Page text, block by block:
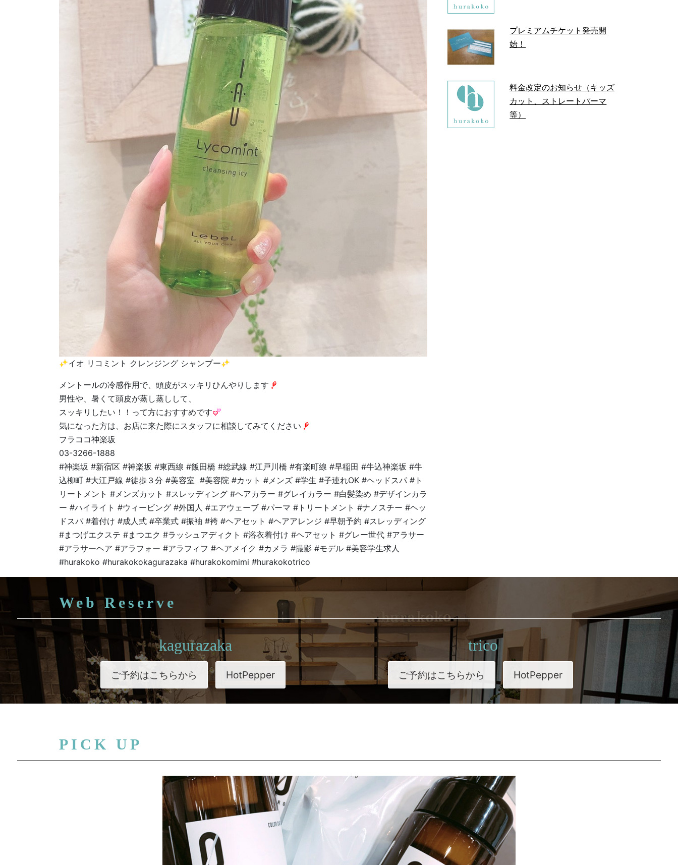
イオ リコミント クレンジング シャンプー
メントールの冷感作用で、頭皮がスッキリひんやりします
男性や、暑くて頭皮が蒸し蒸しして、
スッキリしたい！！って方におすすめです
気になった方は、お店に来た際にスタッフに相談してみてください
フラココ神楽坂
03-3266-1888
#神楽坂 #新宿区 #神楽坂 #東西線 #飯田橋 #総武線 #江戸川橋 #有楽町線 #早稲田 #牛込神楽坂 #牛
込柳町 #大江戸線 #徒歩３分 #美容室 #美容院 #カット #メンズ #学生 #子連れOK #ヘッドスパ #ト
リートメント #メンズカット #スレッディング #ヘアカラー #グレイカラー #白髪染め #デザインカラ
ー #ハイライト #ウィービング #外国人 #エアウェーブ #パーマ #トリートメント #ナノスチー #ヘッ
ドスパ #着付け #成人式 #卒業式 #振袖 #袴 #ヘアセット #ヘアアレンジ #早朝予約 #スレッディング
#まつげエクステ #まつエク #ラッシュアディクト #浴衣着付け #ヘアセット #グレー世代 #アラサー
#アラサーヘア #アラフォー #アラフィフ #ヘアメイク #カメラ #撮影 #モデル #美容学生求人
#hurakoko #hurakokokagurazaka #hurakokomimi #hurakokotrico
プレミアムチケット発売開
始！
料金改定のお知らせ（キッズ
カット、ストレートパーマ
等）
Web Reserve
kagurazaka
ご予約はこちらから HotPepper
trico
ご予約はこちらから HotPepper
PICK UP